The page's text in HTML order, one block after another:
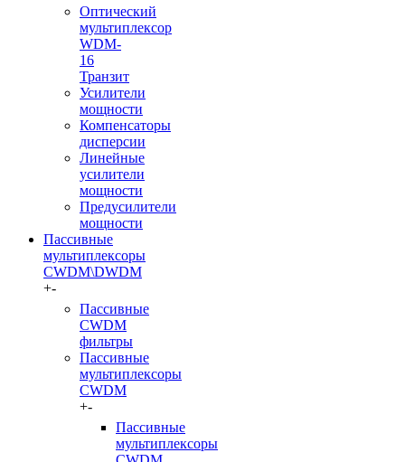
Оптический
мультиплексор
WDM-
16
Транзит
Усилители
мощности
Компенсаторы
дисперсии
Линейные
усилители
мощности
Предусилители
мощности
Пассивные
мультиплексоры
CWDM\DWDM
+-
Пассивные
CWDM
фильтры
Пассивные
мультиплексоры
CWDM
+-
Пассивные
мультиплексоры